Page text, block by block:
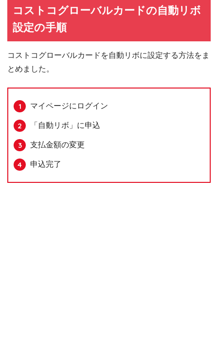
コストコグローバルカードの自動リボ
設定の手順
コストコグローバルカードを自動リボに設定する方法をま
とめました。
マイページにログイン
「自動リボ」に申込
支払金額の変更
申込完了